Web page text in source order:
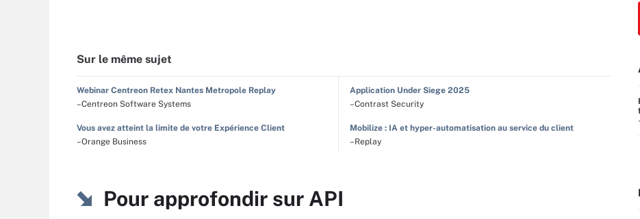
Sur le même sujet
Webinar Centreon Retex Nantes Metropole Replay
–Centreon Software Systems
Application Under Siege 2025
–Contrast Security
Vous avez atteint la limite de votre Expérience Client
–Orange Business
Mobilize : IA et hyper-automatisation au service du client
–Replay
Pour approfondir sur API